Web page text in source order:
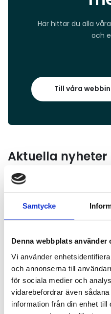
Samtycke
Denna webbplats använder
Vi använder
och annonserna till
för sociala medier och
vidarebefordrar även
information från din enhet till
Här hittar du alla
och
Till våra
Aktuella nyheter
FÖRETAGANDE
Läs mer